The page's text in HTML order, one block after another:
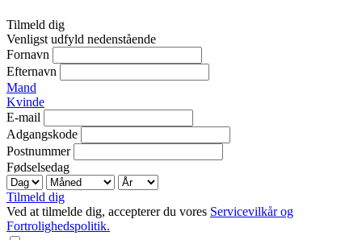
Tilmeld dig
Venligst udfyld nedenstående
Fornavn
Efternavn
Mand
Kvinde
E-mail
Adgangskode
Postnummer
Fødselsedag
Tilmeld dig
Ved at tilmelde dig, accepterer du vores Servicevilkår og
Fortrolighedspolitik.